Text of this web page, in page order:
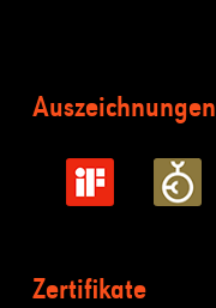
Auszeichnungen
Zertifikate